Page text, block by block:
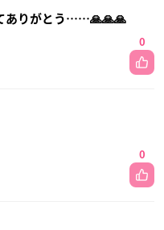
ありがとう……🙏🙏🙏
0
0